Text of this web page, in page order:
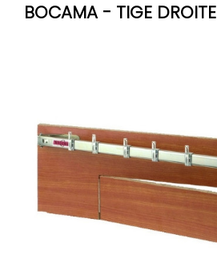
BOCAMA - TIGE DROITE